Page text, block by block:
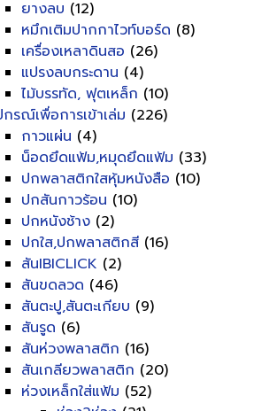
ยางลบ (12)
หมึกเติมปากกาไวท์บอร์ด (8)
เครื่องเหลาดินสอ (26)
แปรงลบกระดาน (4)
ไม้บรรทัด, ฟุตเหล็ก (10)
รณ์เพื่อการเข้าเล่ม (226)
กาวแผ่น (4)
น็อดยึดแฟ้ม,หมุดยึดแฟ้ม (33)
ปกพลาสติกใสหุ้มหนังสือ (10)
ปกสันกาวร้อน (10)
ปกหนังช้าง (2)
ปกใส,ปกพลาสติกสี (16)
สันIBICLICK (2)
สันขดลวด (46)
สันตะปู,สันตะเกียบ (9)
สันรูด (6)
สันห่วงพลาสติก (16)
สันเกลียวพลาสติก (20)
ห่วงเหล็กใส่แฟ้ม (52)